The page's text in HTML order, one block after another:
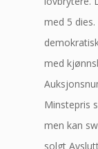
med 5
med
Minstepris
men kan
solgt